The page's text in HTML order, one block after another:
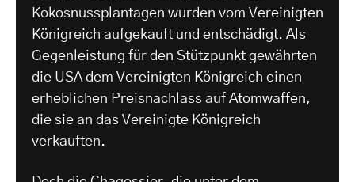
Kokosnussplantagen wurden vom Vereinigten
Königreich aufgekauft und entschädigt. Als
Gegenleistung für den Stützpunkt gewährten
die USA dem Vereinigten Königreich einen
erheblichen Preisnachlass auf Atomwaffen,
die sie an das Vereinigte Königreich
verkauften.